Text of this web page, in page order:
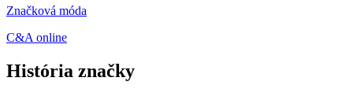
Značková móda
C&A online
História značky